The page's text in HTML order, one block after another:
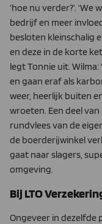
‘hoe nu verder?’.
bedrijf en meer
besloten kleinschalig
en deze in de korte
legt Tonnie uit.
en gaan eraf als
weer, heerlijk buiten
wroeten. Een deel
rundvlees van de
de boerderijwinkel
gaat naar slagers,
omgeving.
Bij LTO
Ongeveer in dezelfde